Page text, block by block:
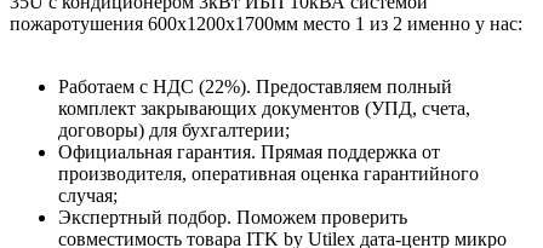
пожаротушения 600х1200х1700мм место 1 из 2 именно у нас:
Работаем с НДС (22%). Предоставляем полный
комплект закрывающих документов (УПД, счета,
договоры) для бухгалтерии;
Официальная гарантия. Прямая поддержка от
производителя, оперативная оценка гарантийного
случая;
Экспертный подбор. Поможем проверить
совместимость товара ITK by Utilex дата-центр микро